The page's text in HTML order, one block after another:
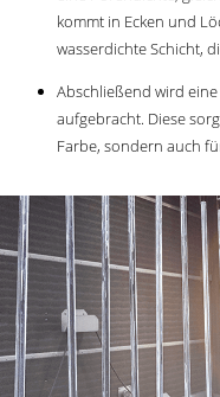
kommt in Ecken und
wasserdichte Schicht,
Abschließend wird
aufgebracht. Diese
Farbe, sondern auch